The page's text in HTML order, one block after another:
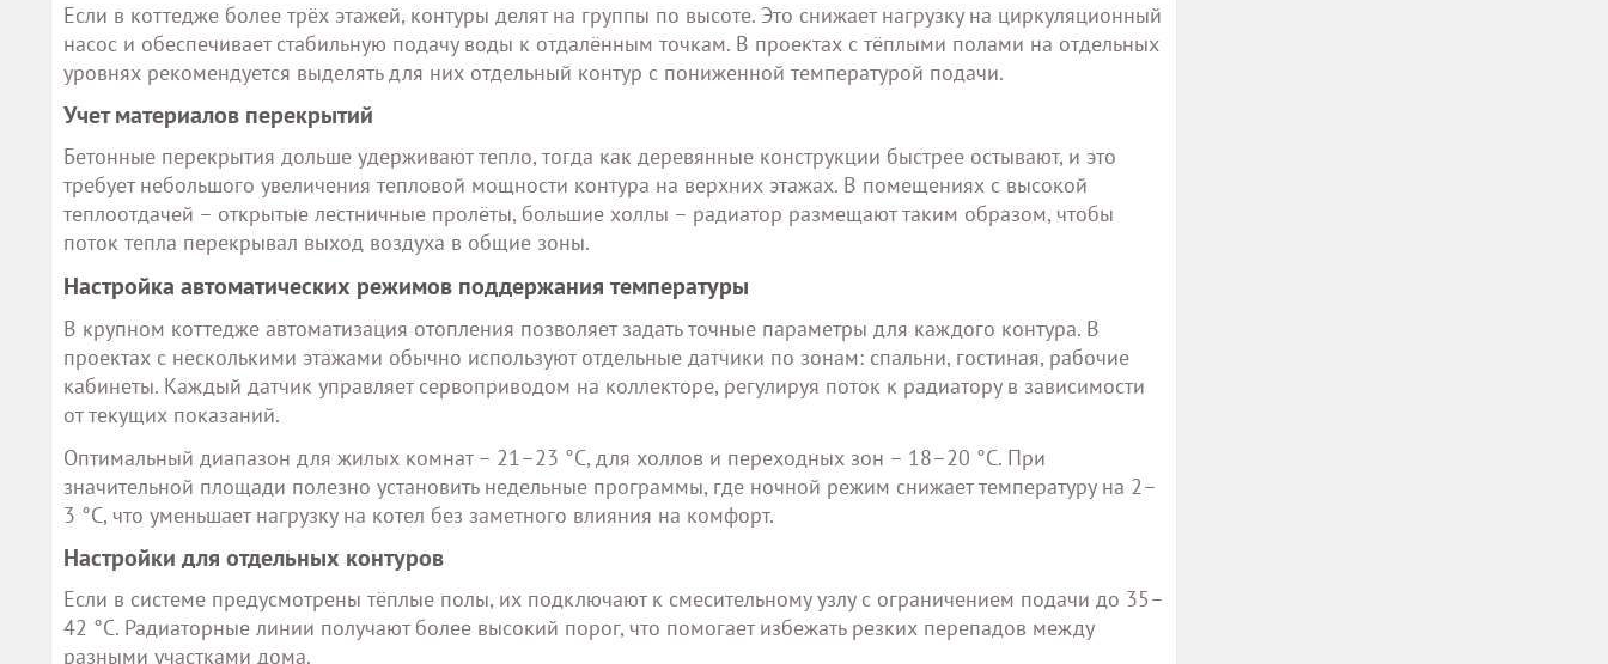
Если в коттедже более трёх этажей, контуры делят на группы по высоте. Это снижает нагрузку на циркуляционный
насос и обеспечивает стабильную подачу воды к отдалённым точкам. В проектах с тёплыми полами на отдельных
уровнях рекомендуется выделять для них отдельный контур с пониженной температурой подачи.
Учет материалов перекрытий
Бетонные перекрытия дольше удерживают тепло, тогда как деревянные конструкции быстрее остывают, и это
требует небольшого увеличения тепловой мощности контура на верхних этажах. В помещениях с высокой
теплоотдачей – открытые лестничные пролёты, большие холлы – радиатор размещают таким образом, чтобы
поток тепла перекрывал выход воздуха в общие зоны.
Настройка автоматических режимов поддержания температуры
В крупном коттедже автоматизация отопления позволяет задать точные параметры для каждого контура. В
проектах с несколькими этажами обычно используют отдельные датчики по зонам: спальни, гостиная, рабочие
кабинеты. Каждый датчик управляет сервоприводом на коллекторе, регулируя поток к радиатору в зависимости
от текущих показаний.
Оптимальный диапазон для жилых комнат – 21–23 °C, для холлов и переходных зон – 18–20 °C. При
значительной площади полезно установить недельные программы, где ночной режим снижает температуру на 2–
3 °C, что уменьшает нагрузку на котел без заметного влияния на комфорт.
Настройки для отдельных контуров
Если в системе предусмотрены тёплые полы, их подключают к смесительному узлу с ограничением подачи до 35–
42 °C. Радиаторные линии получают более высокий порог, что помогает избежать резких перепадов между
разными участками дома.